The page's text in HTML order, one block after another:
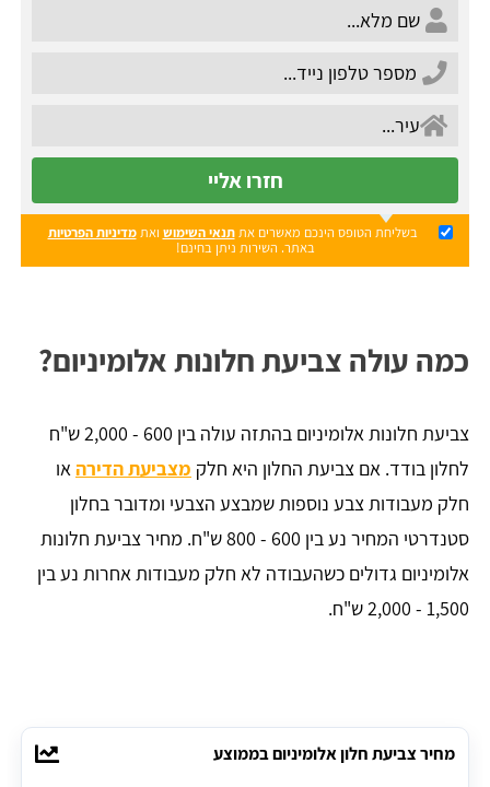
חזרו אליי
בשליחת הטופס הינכם מאשרים אתתנאי השימוש ואתמדיניות הפרטיות
באתר. השירות ניתן בחינם!
כמה עולה צביעת חלונות אלומיניום?
צביעת חלונות אלומיניום בהתזה עולה בין 600 - 2,000 ש"ח
לחלון בודד. אם צביעת החלון היא חלק מצביעת הדירהאו
חלק מעבודות צבע נוספות שמבצע הצבעי ומדובר בחלון
סטנדרטי המחיר נע בין 600 - 800 ש"ח. מחיר צביעת חלונות
אלומיניום גדולים כשהעבודה לא חלק מעבודות אחרות נע בין
1,500 - 2,000 ש"ח.
מחיר צביעת חלון אלומיניום בממוצע